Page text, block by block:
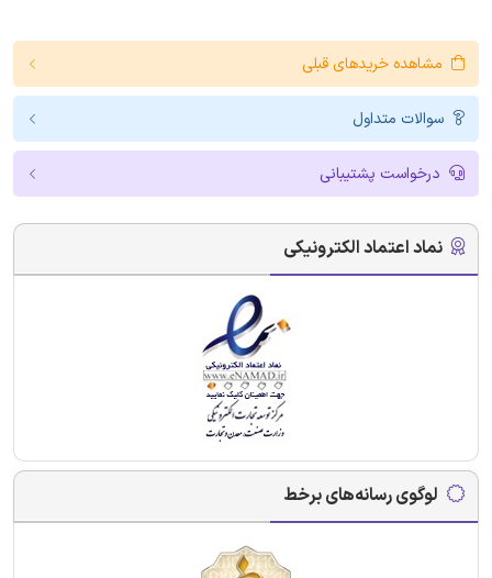
مشاهده خریدهای قبلی
سوالات متداول
درخواست پشتیبانی
نماد اعتماد الکترونیکی
لوگوی رسانه‌های برخط